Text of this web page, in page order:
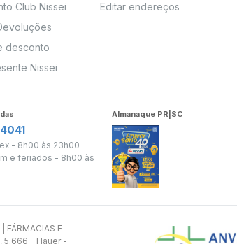
Club Nissei
desconto
Nissei
Editar endereços
- 8h00 às 23h00
e feriados - 8h00 às
Almanaque PR|SC
E
5.666 - Hauer -